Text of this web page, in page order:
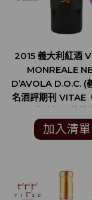
2015 義大利紅酒
MONREALE
D’AVOLA D.O.C. (
名酒評期刊 VITAE
加入清單